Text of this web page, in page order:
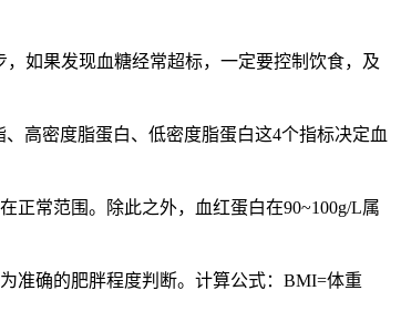
如果发现血糖经常超标，一定要控制饮食，及
高密度脂蛋白、低密度脂蛋白这4个指标决定血
常范围。除此之外，血红蛋白在90~100g/L属
准确的肥胖程度判断。计算公式：BMI=体重